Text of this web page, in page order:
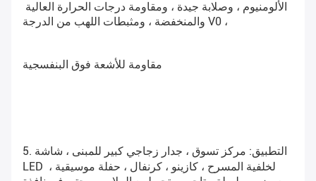
والمنخفضة ، ومثبطات اللهب من الدرجة V0 ،
5. التطبيق: مركز تسوق ، جدار زجاجي كبير للمبنى ، شاشة
LED لخلفية المسرح ، كازينو ، كرنفال ، حفلة موسيقية ،